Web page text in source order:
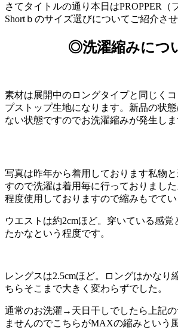
さてタイトルの通り本日はPROPPER（
Shortｂのサイズ選びについてご紹介さ
◎洗濯縮みにつ
素材は展開中のロングタイプと同じく
プストップ生地になります。新品の状
ない状態ですのでお洗濯縮みが発生しま
写真は昨年から着用しております私物
すので洗濯は着用毎に行っておりました
程度使用しておりますので縮みもでてい
ウエストは約2cmほど。穿いている感覚
たかなという程度です。
レングスは2.5cmほど。ロングはかなり
ちらそこまで大きく変わらずでした。
通常のお洗濯→天日干しでしたら上記
ませんのでこちらがMAXの縮みという